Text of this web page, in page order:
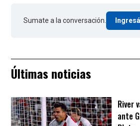
Sumate a la conversación.
Últimas noticias
River
ante